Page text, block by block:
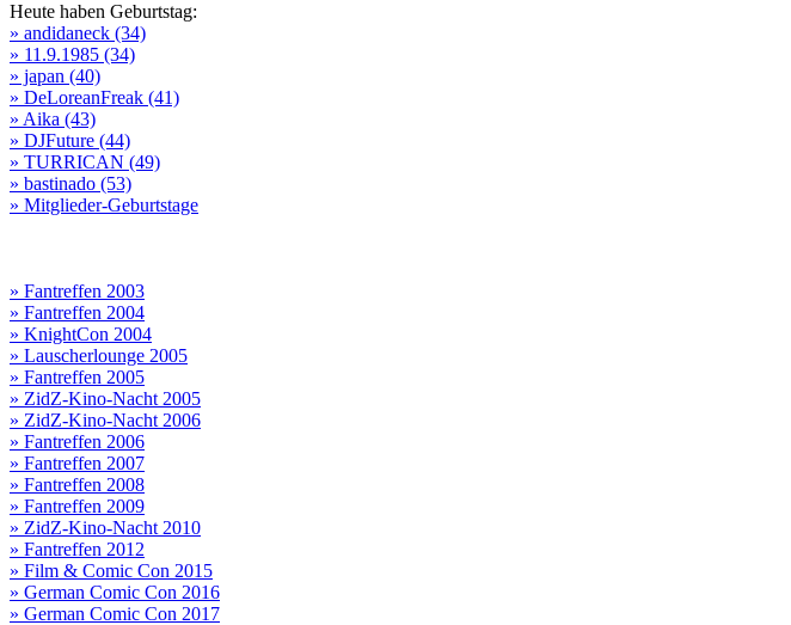
Heute haben Geburtstag:
» andidaneck (34)
» 11.9.1985 (34)
» japan (40)
» DeLoreanFreak (41)
» Aika (43)
» DJFuture (44)
» TURRICAN (49)
» bastinado (53)
» Mitglieder-Geburtstage
» Fantreffen 2003
» Fantreffen 2004
» KnightCon 2004
» Lauscherlounge 2005
» Fantreffen 2005
» ZidZ-Kino-Nacht 2005
» ZidZ-Kino-Nacht 2006
» Fantreffen 2006
» Fantreffen 2007
» Fantreffen 2008
» Fantreffen 2009
» ZidZ-Kino-Nacht 2010
» Fantreffen 2012
» Film & Comic Con 2015
» German Comic Con 2016
» German Comic Con 2017